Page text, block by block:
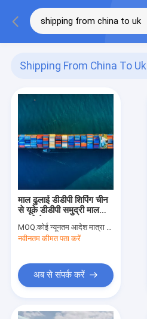
Shipping From China To Uk
माल ढुलाई डीडीपी शिपिंग चीन
से यूके डीडीपी समुद्री माल
ढुलाई सेवा
MOQ:कोई न्यूनतम आदेश मात्रा नहीं
नवीनतम कीमत पता करें
अब से संपर्क करें